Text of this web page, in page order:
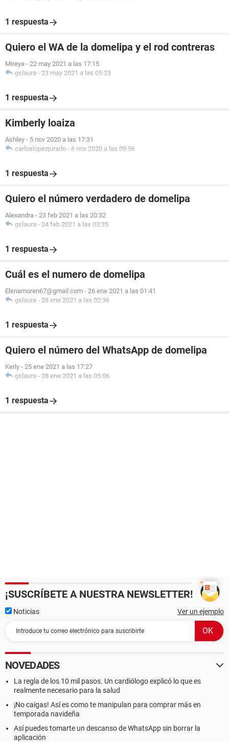
1 respuesta
Quiero el WA de la domelipa y el rod contreras
Mireya - 22 may 2021 a las 17:15
gslaura - 23 may 2021 a las 05:23
1 respuesta
Kimberly loaiza
Ashley - 5 nov 2020 a las 17:31
carloslopezjurado - 6 nov 2020 a las 09:56
1 respuesta
Quiero el número verdadero de domelipa
Alexandra - 23 feb 2021 a las 20:32
gslaura - 24 feb 2021 a las 03:35
1 respuesta
Cuál es el numero de domelipa
Elenamoren67@gmail.com - 26 ene 2021 a las 01:41
gslaura - 28 ene 2021 a las 02:36
1 respuesta
Quiero el número del WhatsApp de domelipa
Kerly - 25 ene 2021 a las 17:27
gslaura - 28 ene 2021 a las 05:06
1 respuesta
¡SUSCRÍBETE A NUESTRA NEWSLETTER!
Noticias Ver un ejemplo
NOVEDADES
La regla de los 10 mil pasos. Un cardiólogo explicó lo que es
realmente necesario para la salud
¡No caigas! Así es como te manipulan para comprar más en
temporada navideña
Así puedes tomarte un descanso de WhatsApp sin borrar la
aplicación